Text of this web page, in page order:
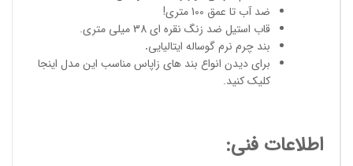
ضد آب تا عمق 100 متری!
قاب استیل ضد زنگ نقره ای 38 میلی متری.
بند چرم نرم گوساله ایتالیایی.
برای دیدن انواع بند های زاپاس مناسب این مدل اینجا
کلیک کنید.
اطلاعات فنی: